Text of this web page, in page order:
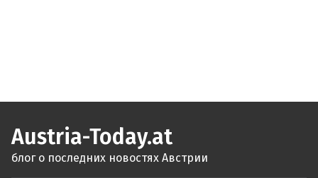
Austria-Today.at
блог о последних новостях Австрии